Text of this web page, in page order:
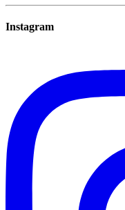
Instagram